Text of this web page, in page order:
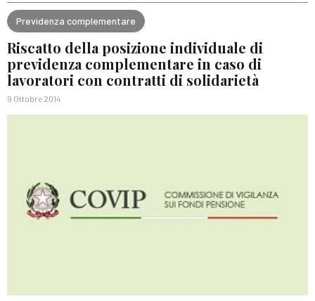
Previdenza complementare
Riscatto della posizione individuale di
previdenza complementare in caso di
lavoratori con contratti di solidarietà
9 Ottobre 2014